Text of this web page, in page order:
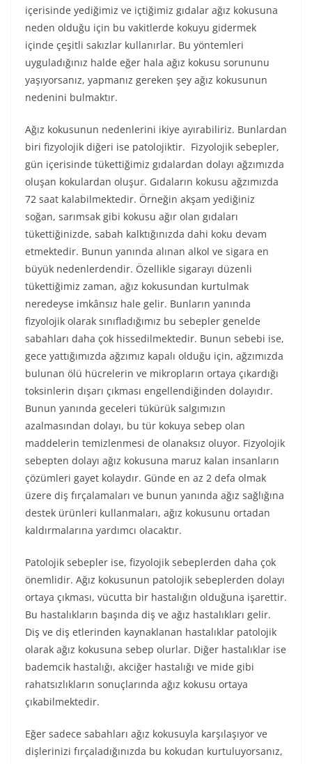
içerisinde yediğimiz ve içtiğimiz gıdalar ağız kokusuna
neden olduğu için bu vakitlerde kokuyu gidermek
içinde çeşitli sakızlar kullanırlar. Bu yöntemleri
uyguladığınız halde eğer hala ağız kokusu sorununu
yaşıyorsanız, yapmanız gereken şey ağız kokusunun
nedenini bulmaktır.
Ağız kokusunun nedenlerini ikiye ayırabiliriz. Bunlardan
biri fizyolojik diğeri ise patolojiktir. Fizyolojik sebepler,
gün içerisinde tükettiğimiz gıdalardan dolayı ağzımızda
oluşan kokulardan oluşur. Gıdaların kokusu ağzımızda
72 saat kalabilmektedir. Örneğin akşam yediğiniz
soğan, sarımsak gibi kokusu ağır olan gıdaları
tükettiğinizde, sabah kalktığınızda dahi koku devam
etmektedir. Bunun yanında alınan alkol ve sigara en
büyük nedenlerdendir. Özellikle sigarayı düzenli
tükettiğimiz zaman, ağız kokusundan kurtulmak
neredeyse imkânsız hale gelir. Bunların yanında
fizyolojik olarak sınıfladığımız bu sebepler genelde
sabahları daha çok hissedilmektedir. Bunun sebebi ise,
gece yattığımızda ağzımız kapalı olduğu için, ağzımızda
bulunan ölü hücrelerin ve mikropların ortaya çıkardığı
toksinlerin dışarı çıkması engellendiğinden dolayıdır.
Bunun yanında geceleri tükürük salgımızın
azalmasından dolayı, bu tür kokuya sebep olan
maddelerin temizlenmesi de olanaksız oluyor. Fizyolojik
sebepten dolayı ağız kokusuna maruz kalan insanların
çözümleri gayet kolaydır. Günde en az 2 defa olmak
üzere diş fırçalamaları ve bunun yanında ağız sağlığına
destek ürünleri kullanmaları, ağız kokusunu ortadan
kaldırmalarına yardımcı olacaktır.
Patolojik sebepler ise, fizyolojik sebeplerden daha çok
önemlidir. Ağız kokusunun patolojik sebeplerden dolayı
ortaya çıkması, vücutta bir hastalığın olduğuna işarettir.
Bu hastalıkların başında diş ve ağız hastalıkları gelir.
Diş ve diş etlerinden kaynaklanan hastalıklar patolojik
olarak ağız kokusuna sebep olurlar. Diğer hastalıklar ise
bademcik hastalığı, akciğer hastalığı ve mide gibi
rahatsızlıkların sonuçlarında ağız kokusu ortaya
çıkabilmektedir.
Eğer sadece sabahları ağız kokusuyla karşılaşıyor ve
dişlerinizi fırçaladığınızda bu kokudan kurtuluyorsanız,